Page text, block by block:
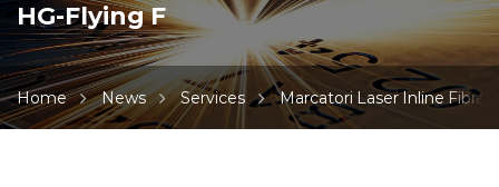
HG-Flying F
Home News Services Marcatori Laser Inline Fibra